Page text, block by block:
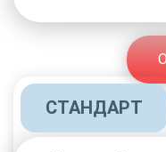
СТАНДАРТ